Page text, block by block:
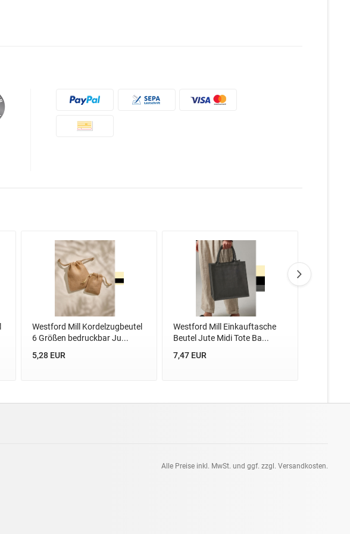
Westford Mill Kordelzugbeutel
6 Größen bedruckbar Ju...
5,28 EUR
Westford Mill Einkauftasche
Beutel Jute Midi Tote Ba...
7,47 EUR
Alle Preise inkl. MwSt. und ggf. zzgl. Versandkosten.